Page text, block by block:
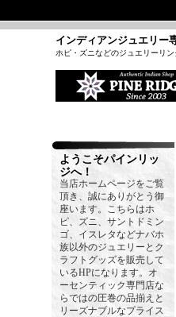
インディアンジュエリー
ホピ・ズニなどのジュエリーリ
ようこそパインリッ
ジへ！
当店ホームページをご覧
頂き、誠にありがとう御
座います。こちらはホ
ピ、ズニ、サントドミン
ゴ、イスレタなどナバホ
族以外のジュエリーとク
ラフトグッズを販売して
いるHPになります。オ
ーセンティック専門店な
らではの圧巻の品揃えと
リーズナブルなプライス